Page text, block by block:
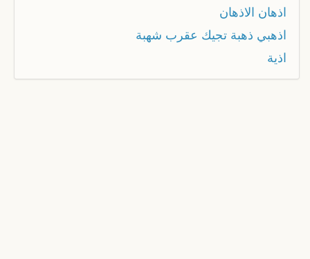
اذهان الاذهان
اذهبي ذهبة تجيك عقرب شهبة
اذية